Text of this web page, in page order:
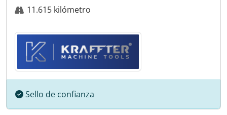
11.615 kilómetro
Sello de confianza